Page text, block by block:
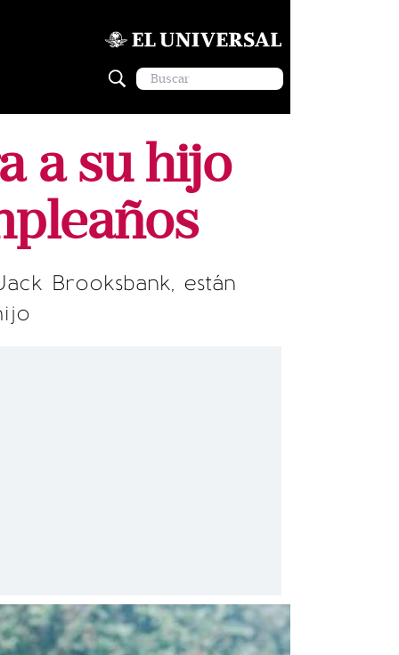
a su hijo
Brooksbank, están